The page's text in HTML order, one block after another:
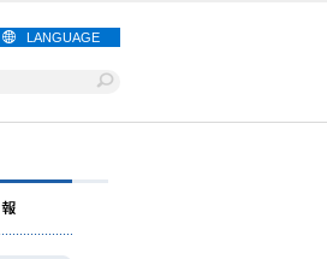
LANGUAGE